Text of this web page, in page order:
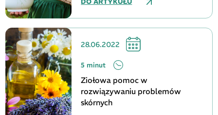
28.06.2022
5 minut
Ziołowa pomoc w
rozwiązywaniu problemów
skórnych